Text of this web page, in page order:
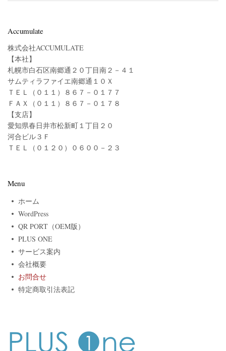
Accumulate
株式会社ACCUMULATE
【本社】
札幌市白石区南郷通２０丁目南２－４１
サムティラファイエ南郷通１０Ｘ
ＴＥＬ（０１１）８６７－０１７７
ＦＡＸ（０１１）８６７－０１７８
【支店】
愛知県春日井市松新町１丁目２０
河合ビル３Ｆ
ＴＥＬ（０１２０）０６００－２３
Menu
ホーム
WordPress
QR PORT（OEM版）
PLUS ONE
サービス案内
会社概要
お問合せ
特定商取引法表記